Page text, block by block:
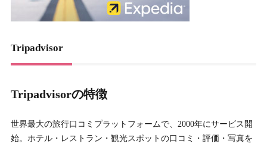
Tripadvisor
Tripadvisorの特徴
世界最大の旅行口コミプラットフォームで、2000年にサービス開
始。ホテル・レストラン・観光スポットの口コミ・評価・写真を